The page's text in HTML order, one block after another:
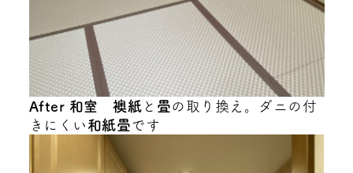
After 和室 襖紙 と 畳の取り換え。ダニの付
きにくい 和紙畳です